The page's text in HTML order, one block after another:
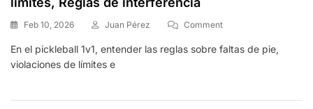
Feb 10, 2026 Juan Pérez CommentOn
Pickleball:
Violaciones
En el pickleball 1v1, entender las reglas sobre faltas de pie,
violaciones de límites e